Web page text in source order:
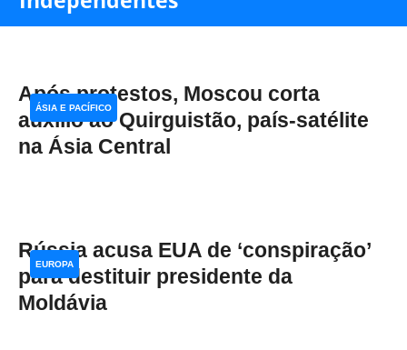
Após protestos, Moscou corta
auxílio ao Quirguistão, país-satélite
na Ásia Central
ÁSIA E PACÍFICO
Rússia acusa EUA de ‘conspiração’
para destituir presidente da
Moldávia
EUROPA